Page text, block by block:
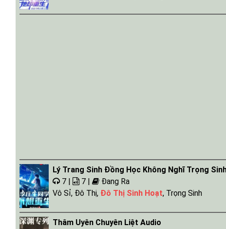
Lý Trang Sinh Đồng Học Không Nghĩ Trọng
7 |
7 |
Đang Ra
Vô Sỉ, Đô Thị, Đô Thị Sinh Hoạt, Trọng Sinh
Thâm Uyên Chuyên Liệt Audio